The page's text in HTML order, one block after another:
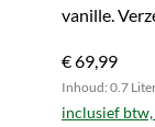
vanille.
€ 69,99
Inhoud: 0.7
inclusief